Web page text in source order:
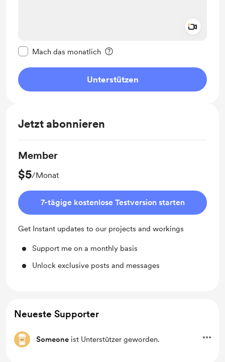
Mach das monatlich
Unterstützen
Jetzt abonnieren
Member
$5/Monat
7-tägige kostenlose Testversion starten
Get Instant updates to our projects and workings
Support me on a monthly basis
Unlock exclusive posts and messages
Neueste Supporter
Someone ist Unterstützer geworden.